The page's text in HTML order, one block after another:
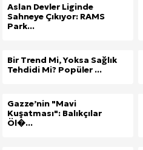
Aslan Devler Liginde
Sahneye Çıkıyor: RAMS
Park...
Bir Trend Mi, Yoksa Sağlık
Tehdidi Mi? Popüler ...
Gazze’nin "Mavi
Kuşatması": Balıkçılar
Öl�...